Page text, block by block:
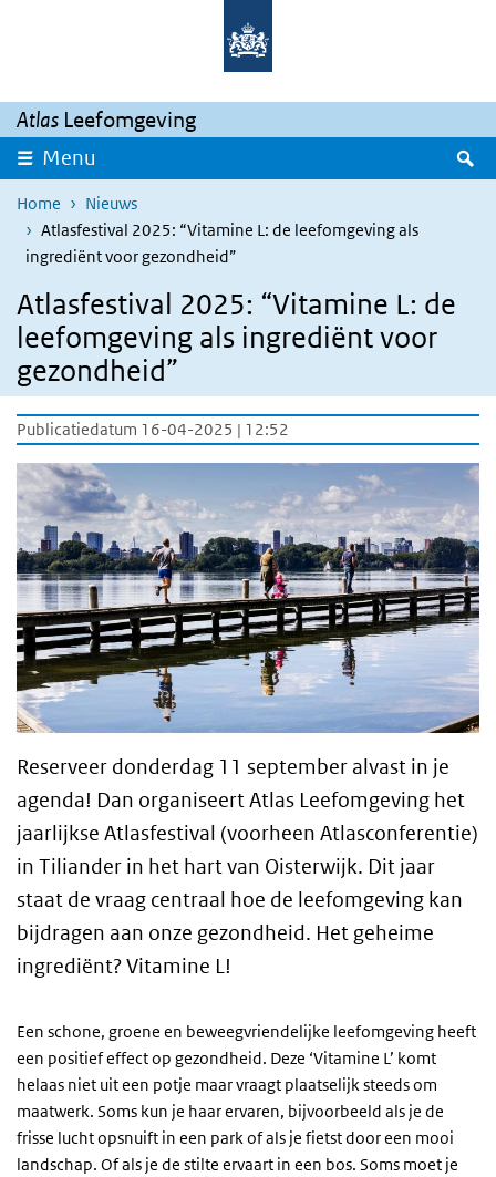
Overslaan en naar de inhoud gaan
Atlas Leefomgeving
Menu
Home
Nieuws
Atlasfestival 2025: “Vitamine L: de leefomgeving als
ingrediënt voor gezondheid”
Atlasfestival 2025: “Vitamine L: de
leefomgeving als ingrediënt voor
gezondheid”
Publicatiedatum 16-04-2025 | 12:52
Reserveer donderdag 11 september alvast in je
agenda! Dan organiseert Atlas Leefomgeving het
jaarlijkse Atlasfestival (voorheen Atlasconferentie)
in Tiliander in het hart van Oisterwijk. Dit jaar
staat de vraag centraal hoe de leefomgeving kan
bijdragen aan onze gezondheid. Het geheime
ingrediënt? Vitamine L!
Een schone, groene en beweegvriendelijke leefomgeving heeft
een positief effect op gezondheid. Deze ‘Vitamine L’ komt
helaas niet uit een potje maar vraagt plaatselijk steeds om
maatwerk. Soms kun je haar ervaren, bijvoorbeeld als je de
frisse lucht opsnuift in een park of als je fietst door een mooi
landschap. Of als je de stilte ervaart in een bos. Soms moet je